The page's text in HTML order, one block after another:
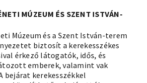
MÚZEUM ÉS SZENT ISTVÁN-
Múzeum és a Szent István-terem
biztosít a kerekesszékes
érkező látogatók, idős, és
emberek, valamint vak
bejárat kerekesszékkel